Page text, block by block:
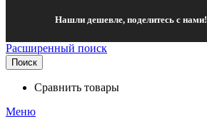
Нашли дешевле, поделитесь с нами!
Расширенный поиск
Поиск
Сравнить товары
Меню